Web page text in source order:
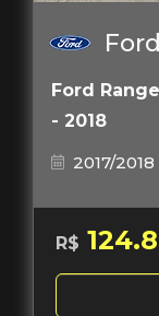
Ford
Ford
- 2018
2017/2018
R$